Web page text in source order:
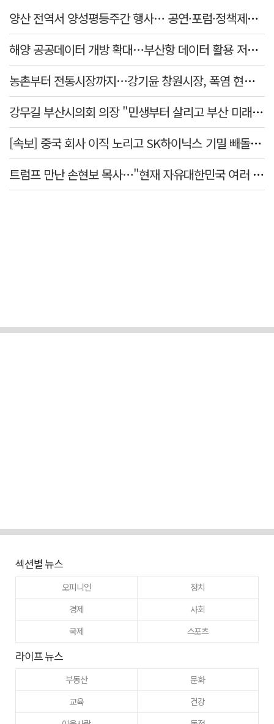
양산 전역서 양성평등주간 행사… 공연·포럼·정책제안 잇따라
해양 공공데이터 개방 확대…부산항 데이터 활용 저변 넓힌다
농촌부터 전통시장까지…강기윤 창원시장, 폭염 현장 누볐다
강무길 부산시의회 의장 "민생부터 살리고 부산 미래 준비하겠다"
[속보] 중국 회사 이직 노리고 SK하이닉스 기밀 빼돌려…결국 실형
트럼프 만난 손현보 목사…"현재 자유대한민국 여러 면에서 어려움"
섹션별 뉴스
오피니언
정치
경제
사회
국제
스포츠
라이프 뉴스
부동산
문화
교육
건강